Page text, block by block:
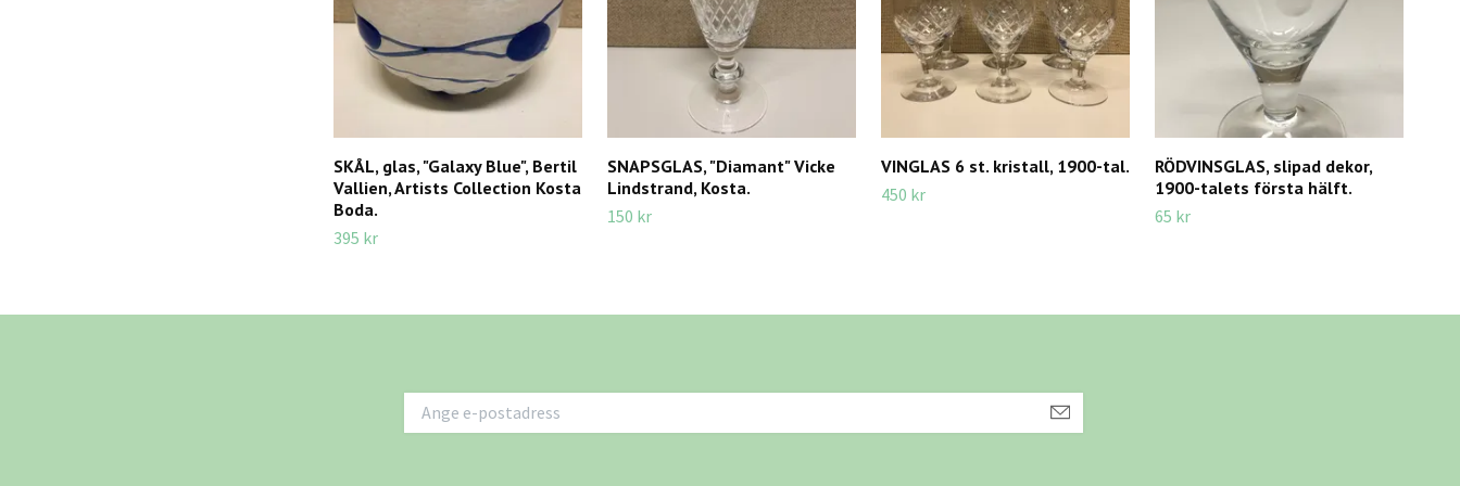
SKÅL, glas, "Galaxy Blue", Bertil
Vallien, Artists Collection Kosta
Boda.
395 kr
SNAPSGLAS, "Diamant" Vicke
Lindstrand, Kosta.
150 kr
VINGLAS 6 st. kristall, 1900-tal.
450 kr
RÖDVINSGLAS, slipad dekor,
1900-talets första hälft.
65 kr